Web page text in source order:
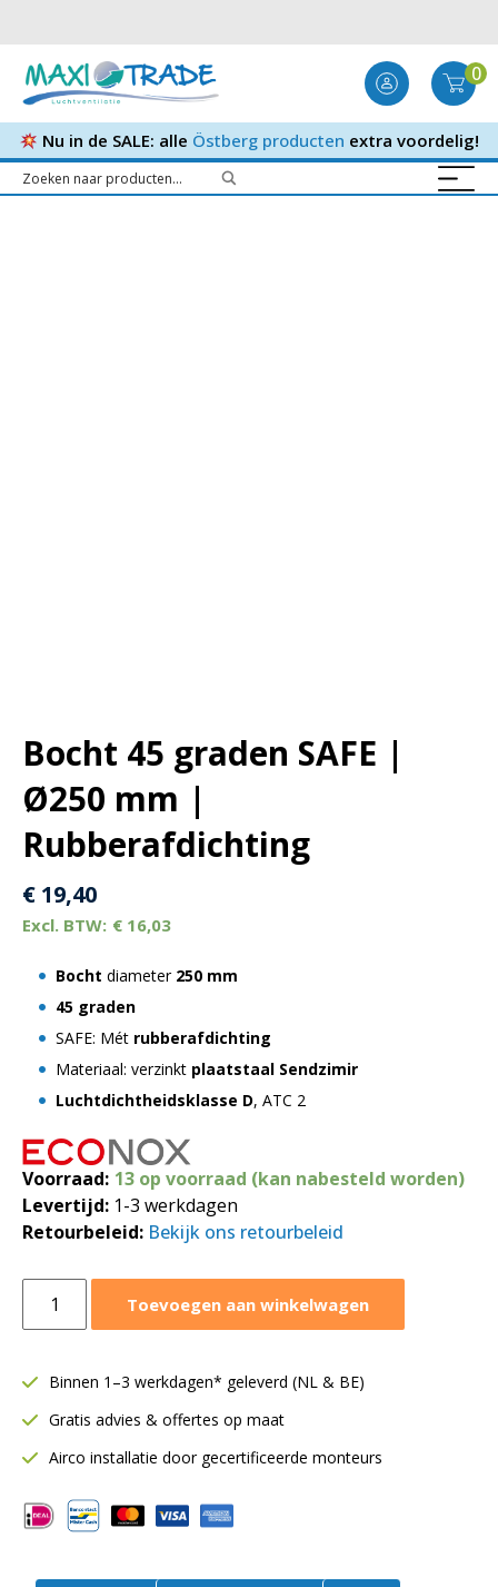
0
Nu in de SALE: alle Östberg producten extra voordelig!
Bocht 45 graden SAFE |
Ø250 mm |
Rubberafdichting
€ 19,40
€ 16,03
Bocht diameter 250 mm
45 graden
SAFE: Mét rubberafdichting
Materiaal: verzinkt plaatstaal Sendzimir
Luchtdichtheidsklasse D, ATC 2
Voorraad: 13 op voorraad (kan nabesteld worden)
Levertijd: 1-3 werkdagen
Retourbeleid: Bekijk ons retourbeleid
SAFE
Ø250
mm
Rubberafdichting
aantal
Toevoegen aan winkelwagen
Binnen 1–3 werkdagen* geleverd (NL & BE)
Gratis advies & offertes op maat
Airco installatie door gecertificeerde monteurs